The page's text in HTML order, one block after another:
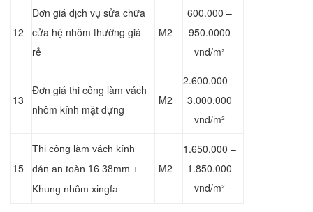
12
Đơn giá dịch vụ sửa chữa
cửa hệ nhôm thường giá
rẻ
M2
600.000 –
950.0000
vnd/m²
13
Đơn giá thi công làm vách
nhôm kính mặt dựng
M2
2.600.000 –
3.000.000
vnd/m²
15
Thi công làm vách kính
dán an toàn 16.38mm +
Khung nhôm xingfa
M2
1.650.000 –
1.850.000
vnd/m²